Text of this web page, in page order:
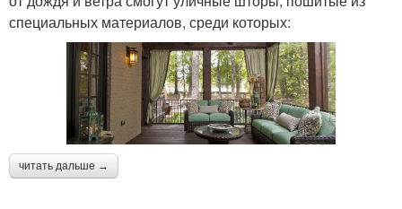
специальных материалов, среди которых:
читать дальше →